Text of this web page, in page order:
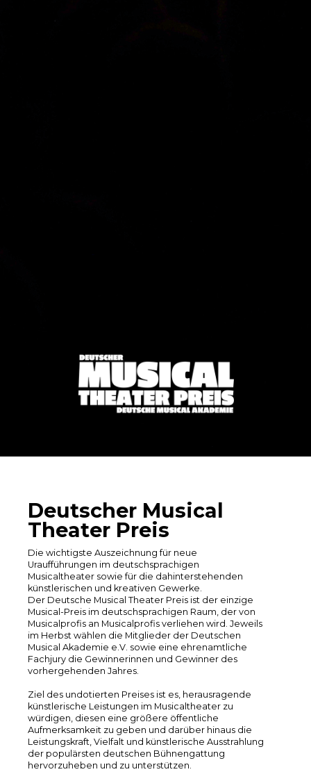
Deutscher Musical
Theater Preis
Die wichtigste Auszeichnung für neue
Uraufführungen im deutschsprachigen
Musicaltheater sowie für die dahinterstehenden
künstlerischen und kreativen Gewerke.
Der Deutsche Musical Theater Preis ist der einzige
Musical-Preis im deutschsprachigen Raum, der von
Musicalprofis an Musicalprofis verliehen wird. ​Jeweils
im Herbst wählen die Mitglieder der Deutschen
Musical Akademie e.V. sowie eine ehrenamtliche
Fachjury die Gewinnerinnen und Gewinner des
vorhergehenden Jahres.
​Ziel des undotierten Preises ist es, herausragende
künstlerische Leistungen im Musicaltheater zu
würdigen, diesen eine größere öffentliche
Aufmerksamkeit zu geben und darüber hinaus die
Leistungskraft, Vielfalt und künstlerische Ausstrahlung
der populärsten deutschen Bühnengattung
hervorzuheben und zu unterstützen.